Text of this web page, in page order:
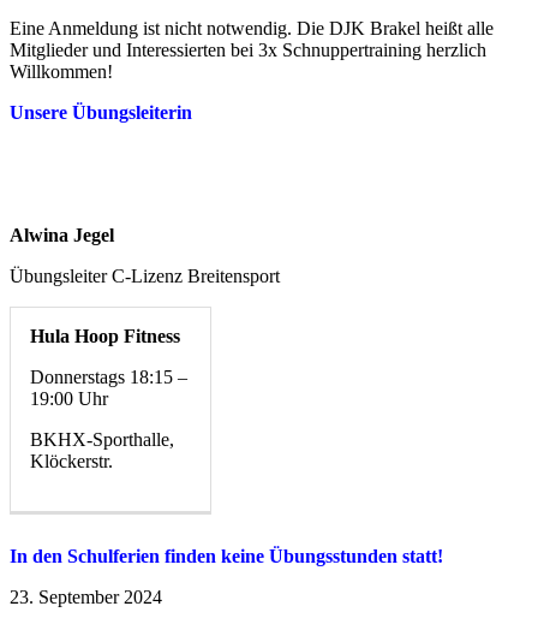
Eine Anmeldung ist nicht notwendig. Die DJK Brakel heißt alle
Mitglieder und Interessierten bei 3x Schnuppertraining herzlich
Willkommen!
Unsere Übungsleiterin
Alwina Jegel
Übungsleiter C-Lizenz Breitensport
Hula Hoop Fitness
Donnerstags 18:15 –
19:00 Uhr
BKHX-Sporthalle,
Klöckerstr.
In den Schulferien finden keine Übungsstunden statt!
23. September 2024